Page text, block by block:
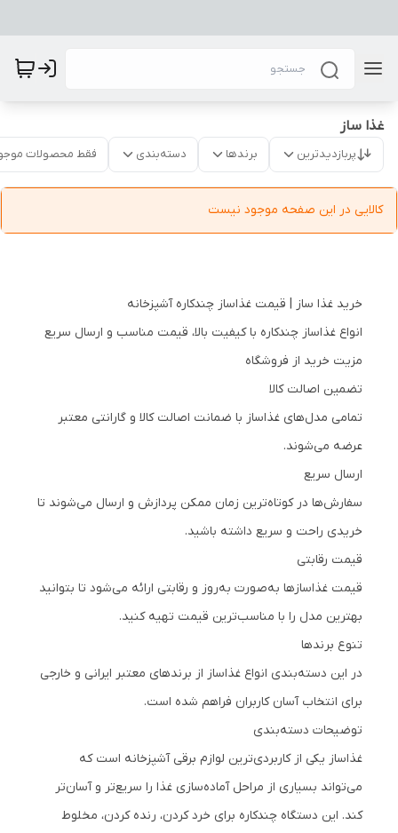
غذا ساز
پربازدیدترین برندها دسته‌بندی فقط محصولات
کالایی در این صفحه موجود نیست
خرید غذا ساز | قیمت غذاساز چندکاره آشپزخانه
انواع غذاساز چندکاره با کیفیت بالا، قیمت مناسب و ارسال سریع
مزیت خرید از فروشگاه
تضمین اصالت کالا
تمامی مدل‌های غذاساز با ضمانت اصالت کالا و گارانتی معتبر
عرضه می‌شوند.
ارسال سریع
سفارش‌ها در کوتاه‌ترین زمان ممکن پردازش و ارسال می‌شوند تا
خریدی راحت و سریع داشته باشید.
قیمت رقابتی
قیمت غذاسازها به‌صورت به‌روز و رقابتی ارائه می‌شود تا بتوانید
بهترین مدل را با مناسب‌ترین قیمت تهیه کنید.
تنوع برندها
در این دسته‌بندی انواع غذاساز از برندهای معتبر ایرانی و خارجی
برای انتخاب آسان کاربران فراهم شده است.
توضیحات دسته‌بندی
غذاساز یکی از کاربردی‌ترین لوازم برقی آشپزخانه است که
می‌تواند بسیاری از مراحل آماده‌سازی غذا را سریع‌تر و آسان‌تر
کند. این دستگاه چندکاره برای خرد کردن، رنده کردن، مخلوط